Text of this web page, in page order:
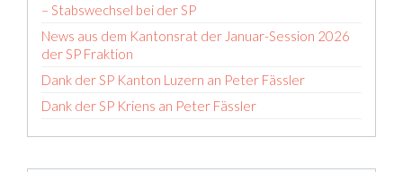
– Stabswechsel bei der SP
News aus dem Kantonsrat der Januar-Session 2026
der SP Fraktion
Dank der SP Kanton Luzern an Peter Fässler
Dank der SP Kriens an Peter Fässler